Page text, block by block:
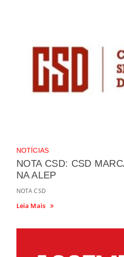
NOTÍCIAS
NOTA CSD: CSD
NA ALEP
NOTA CSD
Leia Mais